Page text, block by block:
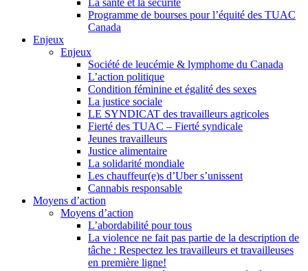
Programme de bourses pour l’équité des TUAC
Canada
Enjeux
Enjeux
Société de leucémie & lymphome du Canada
L’action politique
Condition féminine et égalité des sexes
La justice sociale
LE SYNDICAT des travailleurs agricoles
Fierté des TUAC – Fierté syndicale
Jeunes travailleurs
Justice alimentaire
La solidarité mondiale
Les chauffeur(e)s d’Uber s’unissent
Cannabis responsable
Moyens d’action
Moyens d’action
L’abordabilité pour tous
La violence ne fait pas partie de la description de
tâche : Respectez les travailleurs et travailleuses
en première ligne!